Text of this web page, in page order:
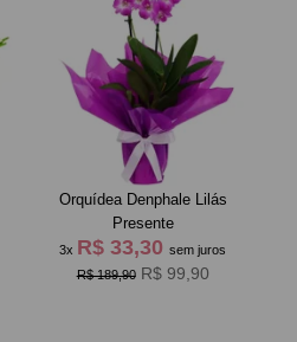
Orquídea Denphale Lilás
Presente
3x R$ 33,30sem juros
R$ 189,90 R$ 99,90